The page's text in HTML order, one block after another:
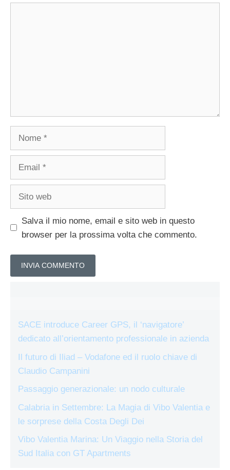
Salva il mio nome, email e sito web in questo
browser per la prossima volta che commento.
SACE introduce Career GPS, il ‘navigatore’
dedicato all’orientamento professionale in azienda
Il futuro di Iliad – Vodafone ed il ruolo chiave di
Claudio Campanini
Passaggio generazionale: un nodo culturale
Calabria in Settembre: La Magia di Vibo Valentia e
le sorprese della Costa Degli Dei
Vibo Valentia Marina: Un Viaggio nella Storia del
Sud Italia con GT Apartments